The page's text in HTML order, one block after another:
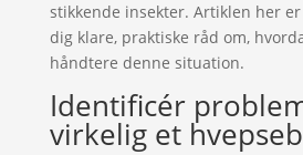
stikkende insekter. Artiklen her
dig klare, praktiske råd om,
håndtere denne situation.
Identificér
virkelig et